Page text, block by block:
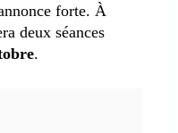
forte. À
deux séances
.